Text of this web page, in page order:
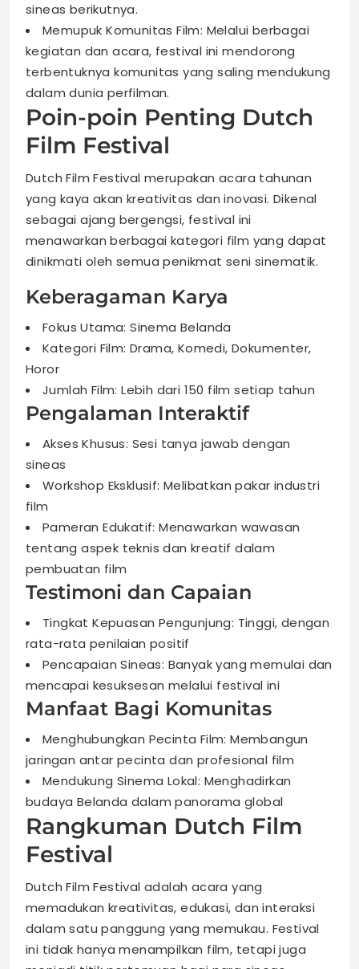
sineas berikutnya.
Memupuk Komunitas Film: Melalui berbagai
kegiatan dan acara, festival ini mendorong
terbentuknya komunitas yang saling mendukung
dalam dunia perfilman.
Poin-poin Penting Dutch
Film Festival
Dutch Film Festival merupakan acara tahunan
yang kaya akan kreativitas dan inovasi. Dikenal
sebagai ajang bergengsi, festival ini
menawarkan berbagai kategori film yang dapat
dinikmati oleh semua penikmat seni sinematik.
Keberagaman Karya
Fokus Utama: Sinema Belanda
Kategori Film: Drama, Komedi, Dokumenter,
Horor
Jumlah Film: Lebih dari 150 film setiap tahun
Pengalaman Interaktif
Akses Khusus: Sesi tanya jawab dengan
sineas
Workshop Eksklusif: Melibatkan pakar industri
film
Pameran Edukatif: Menawarkan wawasan
tentang aspek teknis dan kreatif dalam
pembuatan film
Testimoni dan Capaian
Tingkat Kepuasan Pengunjung: Tinggi, dengan
rata-rata penilaian positif
Pencapaian Sineas: Banyak yang memulai dan
mencapai kesuksesan melalui festival ini
Manfaat Bagi Komunitas
Menghubungkan Pecinta Film: Membangun
jaringan antar pecinta dan profesional film
Mendukung Sinema Lokal: Menghadirkan
budaya Belanda dalam panorama global
Rangkuman Dutch Film
Festival
Dutch Film Festival adalah acara yang
memadukan kreativitas, edukasi, dan interaksi
dalam satu panggung yang memukau. Festival
ini tidak hanya menampilkan film, tetapi juga